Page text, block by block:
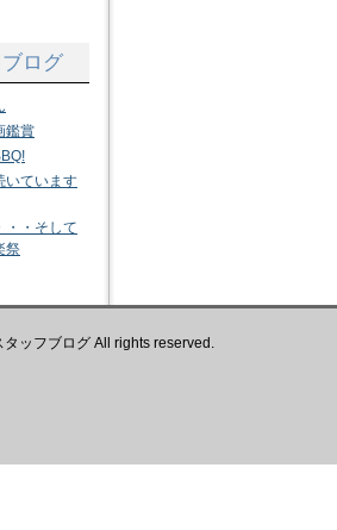
ログ
鑑賞
いています
・・そして
祭
ッフブログ All rights reserved.